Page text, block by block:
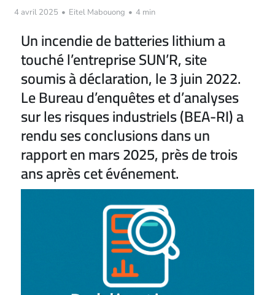
4 avril 2025 • Eitel Mabouong • 4 min
Un incendie de batteries lithium a
touché l’entreprise SUN’R, site
soumis à déclaration, le 3 juin 2022.
Le Bureau d’enquêtes et d’analyses
sur les risques industriels (BEA-RI) a
rendu ses conclusions dans un
rapport en mars 2025, près de trois
ans après cet événement.